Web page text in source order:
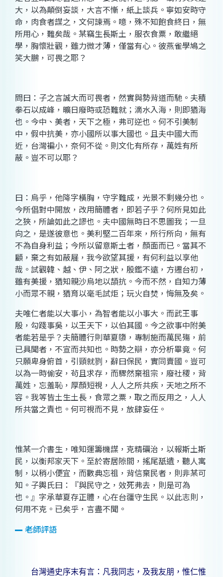
大，以為顛倒妄談，大言不慚，紙上談兵。寧如安時守
命，肉食者謀之，文何諫焉。噫，殊不知飽食終日，無
所用心，難矣哉。某竊生長斯土，服衣食粟，敢繼絕
學，胸懷壯觀，雖力微才薄，僅當有心。彼燕雀學鳩之
笑大鵬，可畏之耶？
問曰：子之言誠大而可畏者，然實與勢背道而馳。夫積
拳石以成峰，曠日廢時或恐難就；滴水入海，則即猶海
也。今中、美者，天下之極，弗可逆也。何不引美制
中，假中抗美，亦小國所以事大國也。且夫中國大而
近，台灣褊小，奈何不從。則文化有所存，萬姓有所
蔽。豈不可以耶？
曰：烏乎，他降字橫胸，守字難成，光景不剩幾分也。
今所倡對中開放，改用簡體者，即若子乎？何所見如此
之狹，所論如此之謬也。夫中國無時日不思圖我；一旦
向之，是遂彼意也。美利堅二百年來，所行所向，無有
不為自身利益；今所以留意斯土者，顏面而已。當其不
顧，棄之有如蔽屣，我今欲望其援，有何利益以享他
哉。試觀韓、越、伊、阿之狀，殷鑑不遠，方遷台初，
雖有美援，猶知親沙烏地以頡抗。今而不然，自知力薄
小而眾不親，猶育以毫毛試炬；玩火自焚，悔無及矣。
夫唯仁者能以大事小，為智者能以小事大。而武王事
殷，勾踐事吳，以王天下，以伯其國。今之欲事中附美
者能若是乎？夫簡體行則華夏隳，專制施而萬民殤，前
已具聞者，不宣而共知也。時勢之辯，亦分析畢竟。何
只願卑身俯首，引頸就剹，辭曰保民，實同賣國。豈可
以為一時偷安，茍且求存，而驟然棄祖宗，廢社稷，背
萬姓，忘羞恥，厚顏短視，人人之所共疾，天地之所不
容。我等皆土生土長，食眾之粟，取之而反用之，人人
所共當之責也。何可視而不見，放肆妄任。
惟某一介書生，唯知運籌機謀，克精礪治，以報斯土斯
民，以衡邦家天下。至於寄居隙間，搖尾舐遺，聽人寓
制，以稍小便宜，而數典忘祖，背信棄民者，則非某可
知。子輿氏曰：『與民守之，效死弗去，則是可為
也。』字承華夏存正體，心在台疆守生民。以此志則，
何用不克。已矣乎，言盡不聞。
老師評語
台灣通史序末有言：凡我同志，及我友朋，惟仁惟